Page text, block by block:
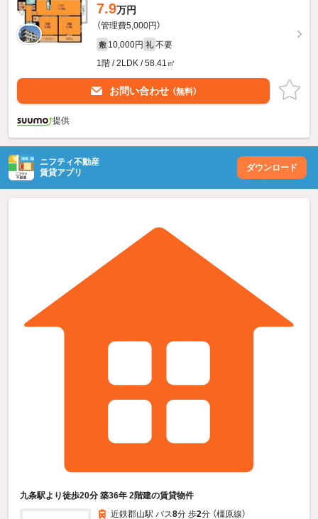
7.9万円
（管理費5,000円）
敷 10,000円 礼 不要
1階 / 2LDK / 58.41㎡
お問い合わせ （無料）
提供
ニフティ不動産
賃貸アプリ
ダウンロード
九条駅より徒歩20分 築36年 2階建の賃貸物件
近鉄郡山駅 バス8分 歩2分 （橿原線）